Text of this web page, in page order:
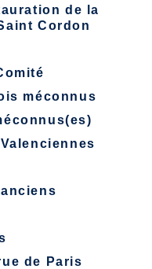
de la
Cordon
méconnus
de Paris